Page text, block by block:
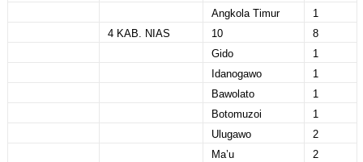
Angkola Timur
1
4 KAB. NIAS
10
8
Gido
1
Idanogawo
1
Bawolato
1
Botomuzoi
1
Ulugawo
2
Ma’u
2